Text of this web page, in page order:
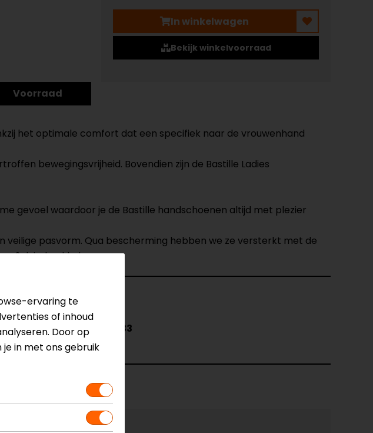
In winkelwagen
Bekijk winkelvoorraad
Voorraad
het optimale comfort dat een specifiek naar de vrouwenhand
bewegingsvrijheid. Bovendien zijn de Bastille Ladies
gevoel waardoor je de Bastille handschoenen altijd met plezier
pasvorm. Qua bescherming hebben we ze versterkt met de
duimknokkel.
Model
FGS133
Kleur Bruin
ervaring te
of inhoud
Door op
je in met ons gebruik